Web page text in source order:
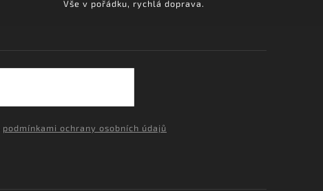
Vše v pořádku, rychlá doprava.
podmínkami ochrany osobních údajů